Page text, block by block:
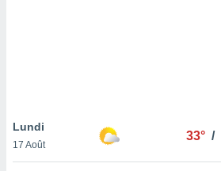
notre
Lundi
17 Août
33° /